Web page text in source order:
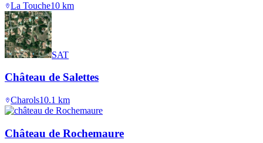
La Touche10 km
SAT
Château de Salettes
Charols10.1 km
Château de Rochemaure